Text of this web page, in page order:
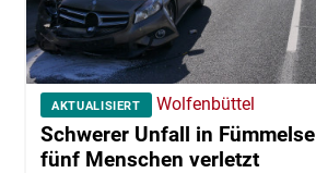
AKTUALISIERT Wolfenbüttel
Schwerer Unfall in
fünf Menschen verletzt